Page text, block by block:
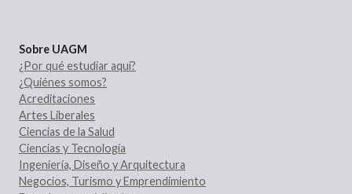
Sobre UAGM
¿Por qué estudiar aquí?
¿Quiénes somos?
Acreditaciones
Artes Liberales
Ciencias de la Salud
Ciencias y Tecnología
Ingeniería, Diseño y Arquitectura
Negocios, Turismo y Emprendimiento